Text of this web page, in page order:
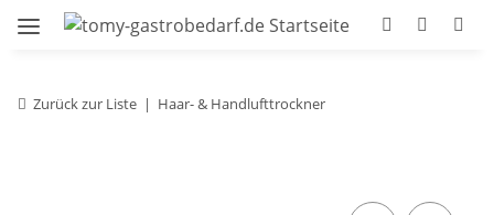
Zurück zur Liste Haar- & Handlufttrockner